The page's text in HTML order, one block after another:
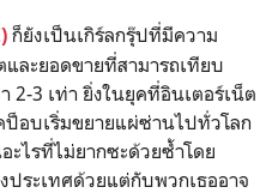
) ก็ยังเป็นเกิร์ลกรุ๊ปที่มีความ
ละยอดขายที่สามารถเทียบ
2-3 เท่า ยิ่งในยุคที่อินเตอร์เน็ต
ป็อบเริ่มขยายแผ่ซ่านไปทั่วโลก
ะไรที่ไม่ยากซะด้วยซ้ำโดย
ประเทศด้วยแต่กับพวกเธออาจ